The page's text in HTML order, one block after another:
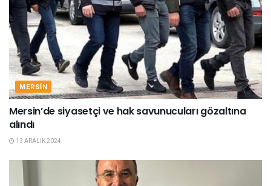
MERSIN
Mersin’de siyasetçi ve hak savunucuları gözaltına
alındı
13 ARALIK 2024